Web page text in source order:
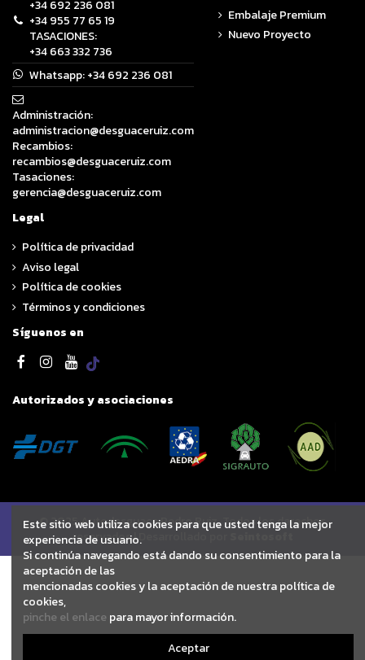
+34 692 236 081
+34 955 77 65 19
TASACIONES:
+34 663 332 736
Whatsapp:+34 692 236 081
Administración:
administracion@desguaceruiz.com
Recambios:
recambios@desguaceruiz.com
Tasaciones:
gerencia@desguaceruiz.com
Embalaje Premium
Nuevo Proyecto
Legal
Política de privacidad
Aviso legal
Política de cookies
Términos y condiciones
Síguenos en
Autorizados y asociaciones
© 2025 Autodesguace Pedro Ruiz. Todos los derechos
reservados | Desarrollado por
Este sitio web utiliza cookies para que usted tenga la mejor
experiencia de usuario.
Si continúa navegando está dando su consentimiento para la
aceptación de las
mencionadas cookies y la aceptación de nuestra política de
cookies,
pinche el enlace para mayor información.
Aceptar